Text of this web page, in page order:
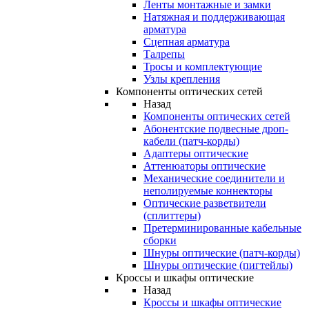
Ленты монтажные и замки
Натяжная и поддерживающая
арматура
Сцепная арматура
Талрепы
Тросы и комплектующие
Узлы крепления
Компоненты оптических сетей
Назад
Компоненты оптических сетей
Абонентские подвесные дроп-
кабели (патч-корды)
Адаптеры оптические
Аттенюаторы оптические
Механические соединители и
неполируемые коннекторы
Оптические разветвители
(сплиттеры)
Претерминированные кабельные
сборки
Шнуры оптические (патч-корды)
Шнуры оптические (пигтейлы)
Кроссы и шкафы оптические
Назад
Кроссы и шкафы оптические